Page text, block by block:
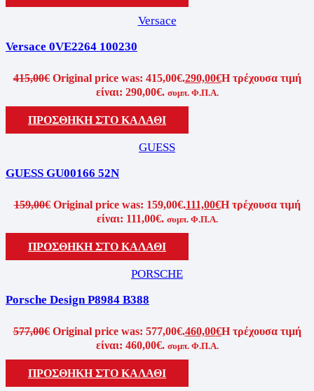
Versace
Versace 0VE2264 100230
415,00€ Original price was: 415,00€.290,00€Η τρέχουσα τιμή
είναι: 290,00€. συμπ. Φ.Π.Α.
ΠΡΟΣΘΗΚΗ ΣΤΟ ΚΑΛΑΘΙ
GUESS
GUESS GU00166 52N
159,00€ Original price was: 159,00€.111,00€Η τρέχουσα τιμή
είναι: 111,00€. συμπ. Φ.Π.Α.
ΠΡΟΣΘΗΚΗ ΣΤΟ ΚΑΛΑΘΙ
PORSCHE
Porsche Design P8984 B388
577,00€ Original price was: 577,00€.460,00€Η τρέχουσα τιμή
είναι: 460,00€. συμπ. Φ.Π.Α.
ΠΡΟΣΘΗΚΗ ΣΤΟ ΚΑΛΑΘΙ